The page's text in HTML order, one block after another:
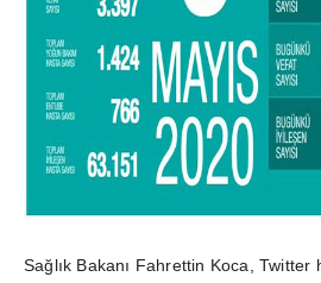
Sağlık Bakanı Fahrettin Koca, Twitter